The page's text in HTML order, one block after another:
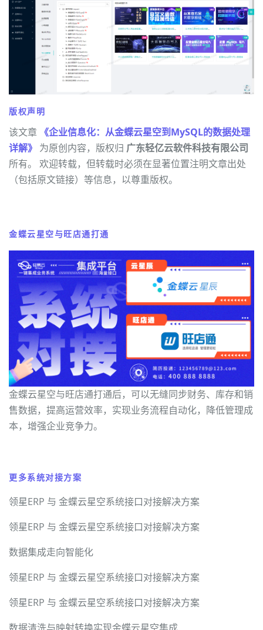
版权声明
该文章 《企业信息化：从金蝶云星空到MySQL的数据处理
详解》 为原创内容，版权归 广东轻亿云软件科技有限公司
所有。 欢迎转载，但转载时必须在显著位置注明文章出处
（包括原文链接）等信息，以尊重版权。
金蝶云星空与旺店通打通
金蝶云星空与旺店通打通后，可以无缝同步财务、库存和销
售数据，提高运营效率，实现业务流程自动化，降低管理成
本，增强企业竞争力。
更多系统对接方案
领星ERP 与 金蝶云星空系统接口对接解决方案
领星ERP 与 金蝶云星空系统接口对接解决方案
数据集成走向智能化
领星ERP 与 金蝶云星空系统接口对接解决方案
领星ERP 与 金蝶云星空系统接口对接解决方案